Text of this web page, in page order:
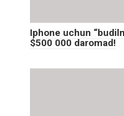
Iphone uchun
$500 000 daromad!